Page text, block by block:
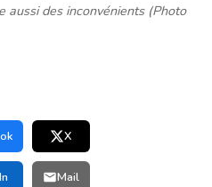
aussi des inconvénients (Photo
X
Mail